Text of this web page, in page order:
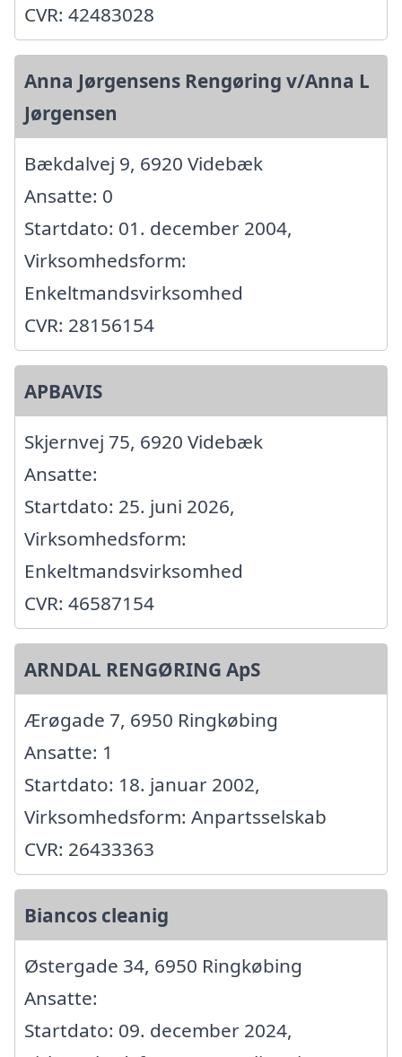
CVR: 42483028
Anna Jørgensens Rengøring v/Anna L
Jørgensen
Bækdalvej 9, 6920 Videbæk
Ansatte: 0
Startdato: 01. december 2004,
Virksomhedsform:
Enkeltmandsvirksomhed
CVR: 28156154
APBAVIS
Skjernvej 75, 6920 Videbæk
Ansatte:
Startdato: 25. juni 2026,
Virksomhedsform:
Enkeltmandsvirksomhed
CVR: 46587154
ARNDAL RENGØRING ApS
Ærøgade 7, 6950 Ringkøbing
Ansatte: 1
Startdato: 18. januar 2002,
Virksomhedsform: Anpartsselskab
CVR: 26433363
Biancos cleanig
Østergade 34, 6950 Ringkøbing
Ansatte:
Startdato: 09. december 2024,